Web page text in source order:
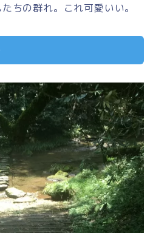
ちの群れ。これ可愛いい。